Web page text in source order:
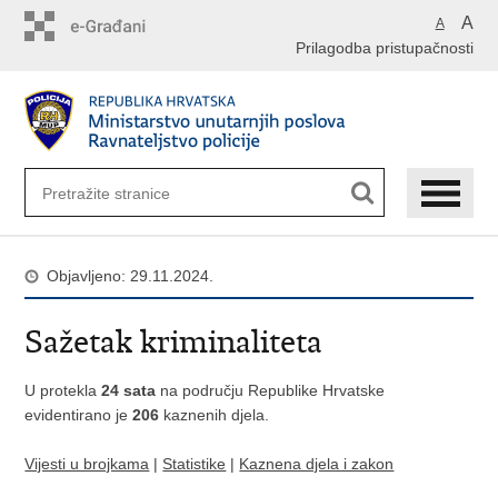
A A
Prilagodba pristupačnosti
Objavljeno: 29.11.2024.
Sažetak kriminaliteta
U protekla24 sata na području Republike Hrvatske
evidentirano je206 kaznenih djela.
Vijesti u brojkama | Statistike | Kaznena djela i zakon